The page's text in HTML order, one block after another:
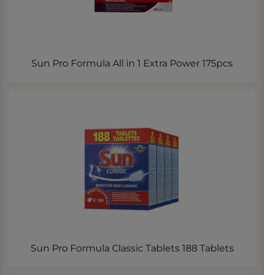
Sun Pro Formula All in 1 Extra Power 175pcs
Sun Pro Formula Classic Tablets 188 Tablets